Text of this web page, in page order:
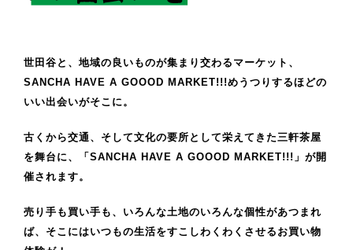
世田谷と、地域の良いものが集まり交わるマーケット、
SANCHA HAVE A GOOOD MARKET!!!めうつりするほどの
いい出会いがそこに。
古くから交通、そして文化の要所として栄えてきた三軒茶屋
を舞台に、「SANCHA HAVE A GOOOD MARKET!!!」が開
催されます。
売り手も買い手も、いろんな土地のいろんな個性があつまれ
ば、そこにはいつもの生活をすこしわくわくさせるお買い物